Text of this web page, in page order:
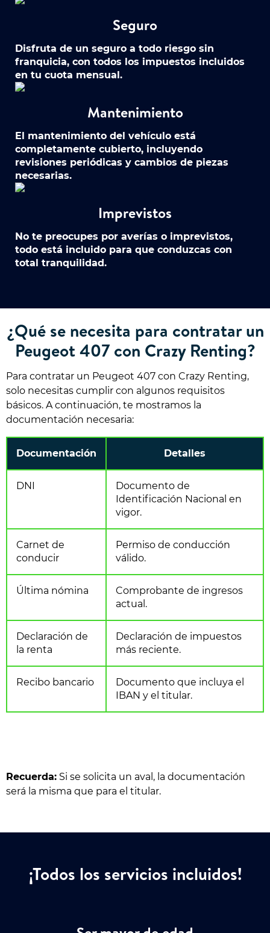
Seguro
Disfruta de un seguro a todo riesgo sin
franquicia, con todos los impuestos incluidos
en tu cuota mensual.
Mantenimiento
El mantenimiento del vehículo está
completamente cubierto, incluyendo
revisiones periódicas y cambios de piezas
necesarias.
Imprevistos
No te preocupes por averías o imprevistos,
todo está incluido para que conduzcas con
total tranquilidad.
¿Qué se necesita para contratar un
Peugeot 407 con Crazy Renting?
Para contratar un Peugeot 407 con Crazy Renting,
solo necesitas cumplir con algunos requisitos
básicos. A continuación, te mostramos la
documentación necesaria:
Documentación Detalles
DNI
Documento de
Identificación Nacional en
vigor.
Carnet de
conducir
Permiso de conducción
válido.
Última nómina
Comprobante de ingresos
actual.
Declaración de
la renta
Declaración de impuestos
más reciente.
Recibo bancario
Documento que incluya el
IBAN y el titular.
Recuerda: Si se solicita un aval, la documentación
será la misma que para el titular.
¡Todos los servicios incluidos!